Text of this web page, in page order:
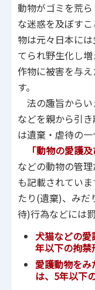
動物がゴミを荒
な迷惑を及ぼす
物は元々日本に
てられ野生化し
作物に被害を与
す。
法の趣旨からい
などを親から引
は遺棄・虐待の一
「動物の愛護
などの動物の管
も記載されてい
たり(遺棄)、みだ
待)行為などには
犬猫などの愛
年以下の拘
愛護動物を
は、5年以下